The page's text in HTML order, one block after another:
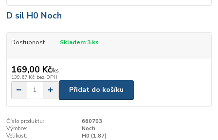
D sil H0 Noch
Dostupnost Skladem 3 ks
169,00 Kč/ks
139,67 Kč bez DPH
Přidat do košíku
Číslo produktu:
660703
Výrobce:
Noch
Velikost:
H0 (1:87)